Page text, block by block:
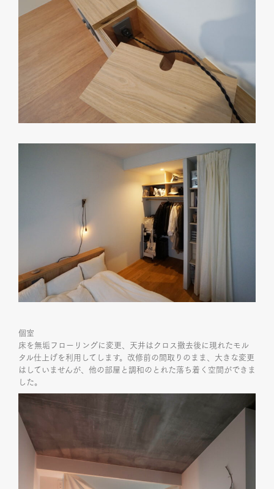
個室
床を無垢フローリングに変更、天井はクロス撤去後に現れたモル
タル仕上げを利用してします。改修前の間取りのまま、大きな変更
はしていませんが、他の部屋と調和のとれた落ち着く空間ができま
した。